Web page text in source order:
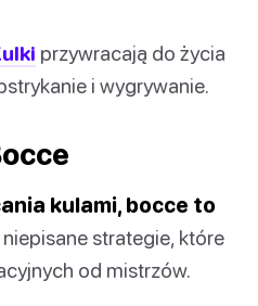
przywracają do życia
i wygrywanie.
kulami, bocce to
strategie, które
od mistrzów.